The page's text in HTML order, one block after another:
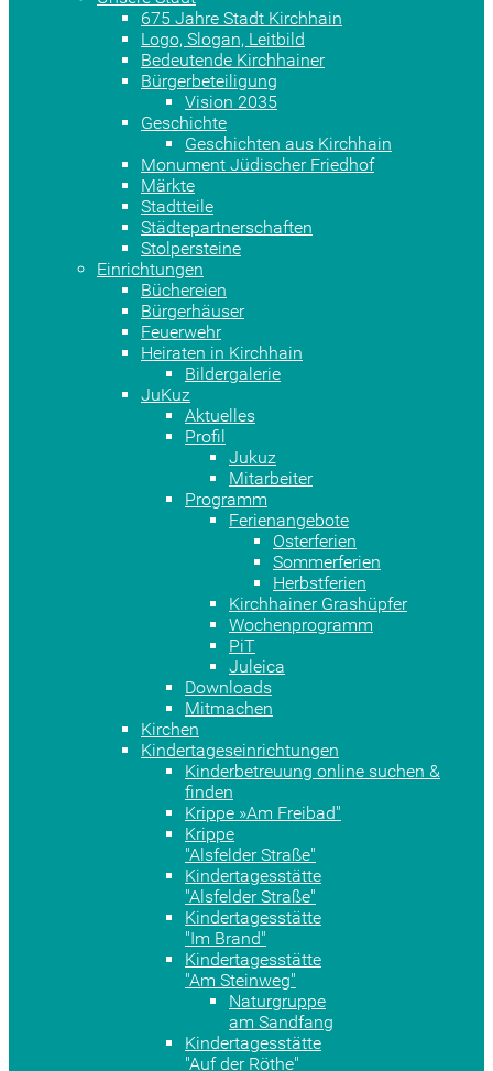
675 Jahre Stadt Kirchhain
Logo, Slogan, Leitbild
Bedeutende Kirchhainer
Bürgerbeteiligung
Vision 2035
Geschichte
Geschichten aus Kirchhain
Monument Jüdischer Friedhof
Märkte
Stadtteile
Städtepartnerschaften
Stolpersteine
Einrichtungen
Büchereien
Bürgerhäuser
Feuerwehr
Heiraten in Kirchhain
Bildergalerie
JuKuz
Aktuelles
Profil
Jukuz
Mitarbeiter
Programm
Ferienangebote
Osterferien
Sommerferien
Herbstferien
Kirchhainer Grashüpfer
Wochenprogramm
PiT
Juleica
Downloads
Mitmachen
Kirchen
Kindertageseinrichtungen
Kinderbetreuung online suchen &
finden
Krippe »Am Freibad"
Krippe
"Alsfelder Straße"
Kindertagesstätte
"Alsfelder Straße"
Kindertagesstätte
"Im Brand"
Kindertagesstätte
"Am Steinweg"
Naturgruppe
am Sandfang
Kindertagesstätte
"Auf der Röthe"